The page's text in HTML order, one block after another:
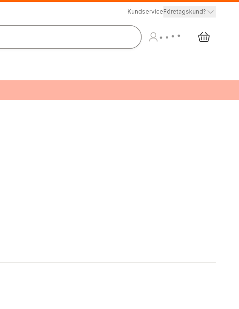
KundserviceFöretagskund?